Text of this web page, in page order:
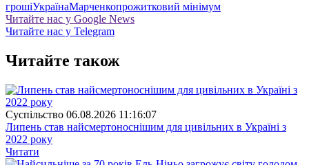
грошіУкраїнаМарченкопрожитковий мінімум
Читайте нас у Google News
Читайте нас у Telegram
Читайте також
Суспiльство 06.08.2026 11:16:07
Липень став найсмертоноснішим для цивільних в Україні з
2022 року
Читати